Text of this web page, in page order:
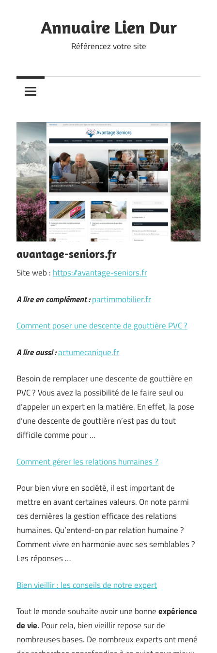
contentAnnuaire Lien Dur
Référencez votre site
avantage-seniors.fr
Site web : https://avantage-seniors.fr
A lire en complément :partimmobilier.fr
Comment poser une descente de gouttière PVC ?
A lire aussi :actumecanique.fr
Besoin de remplacer une descente de gouttière en
PVC ? Vous avez la possibilité de le faire seul ou
d’appeler un expert en la matière. En effet, la pose
d’une descente de gouttière n’est pas du tout
difficile comme pour …
Comment gérer les relations humaines ?
Pour bien vivre en société, il est important de
mettre en avant certaines valeurs. On note parmi
ces dernières la gestion efficace des relations
humaines. Qu’entend-on par relation humaine ?
Comment vivre en harmonie avec ses semblables ?
Les réponses …
Bien vieillir : les conseils de notre expert
Tout le monde souhaite avoir une bonneexpérience
de vie.Pour cela, bien vieillir repose sur de
nombreuses bases. De nombreux experts ont mené